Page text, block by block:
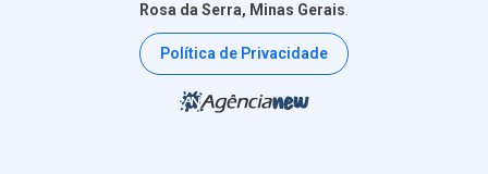
Rosa da Serra, Minas Gerais.
Política de Privacidade